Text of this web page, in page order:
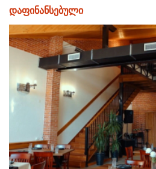
დაფინანსებული